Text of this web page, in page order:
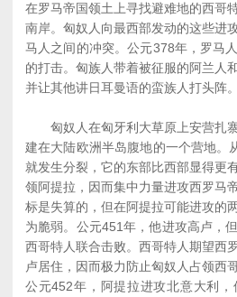
在罗马帝国领土上寻找避难地的西哥
南岸。匈奴人向最西部发动的这些进
马人之间的冲突。公元378年，罗马
的打击。匈族人带着被征服的阿兰人
并让其他讲日耳曼语的蛮族人打头阵。
匈奴人在匈牙利大草原上安营扎寨
建在大陆欧洲半岛腹地的一个营地。
就发生分裂，它的东部比西部显得更
领阿提拉，因而集中力量进攻西罗马
标是失算的，但在阿提拉可能进攻的
为脆弱。公元451年，他进攻高卢，
西哥特人联合击败。西哥特人期望西
卢居住，因而极力防止匈奴人占领西
公元452年，阿提拉进攻北意大利